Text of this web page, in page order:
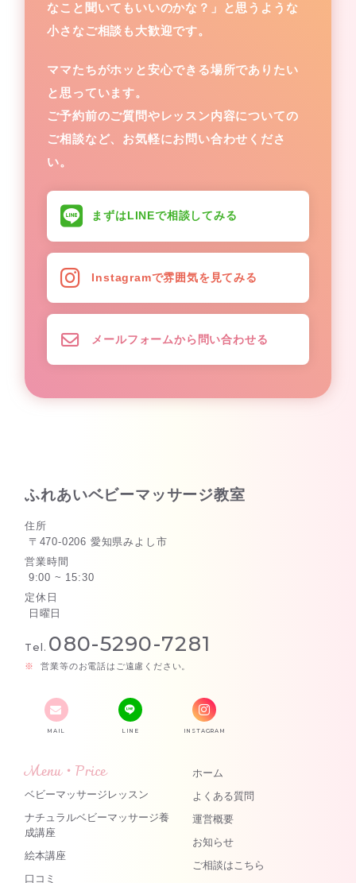
なこと聞いてもいいのかな？」と思うような
小さなご相談も大歓迎です。
ママたちがホッと安心できる場所でありたい
と思っています。
ご予約前のご質問やレッスン内容についての
ご相談など、お気軽にお問い合わせくださ
い。
まずはLINEで相談してみる
Instagramで雰囲気を見てみる
メールフォームから問い合わせる
ふれあいベビーマッサージ教室
住所
〒470-0206 愛知県みよし市
営業時間
9:00 ~ 15:30
定休日
日曜日
Tel. 080-5290-7281
営業等のお電話はご遠慮ください。
MAIL LINE INSTAGRAM
Menu・Price
ベビーマッサージレッスン
ナチュラルベビーマッサージ養
成講座
絵本講座
口コミ
ホーム
よくある質問
運営概要
お知らせ
ご相談はこちら